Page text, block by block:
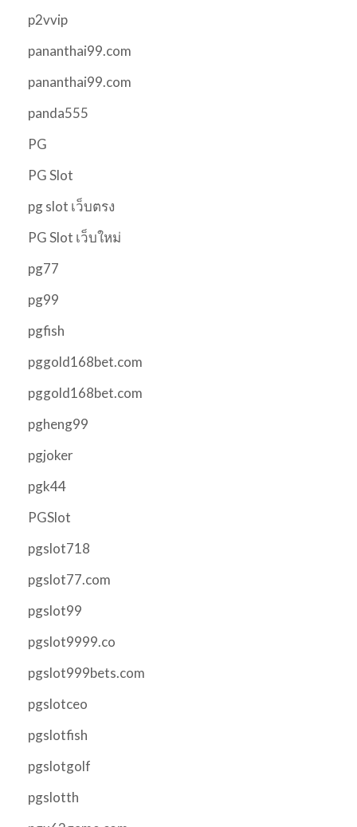
p2vvip
pananthai99.com
pananthai99.com
panda555
PG
PG Slot
pg slot เว็บตรง
PG Slot เว็บใหม่
pg77
pg99
pgfish
pggold168bet.com
pggold168bet.com
pgheng99
pgjoker
pgk44
PGSlot
pgslot718
pgslot77.com
pgslot99
pgslot9999.co
pgslot999bets.com
pgslotceo
pgslotfish
pgslotgolf
pgslotth